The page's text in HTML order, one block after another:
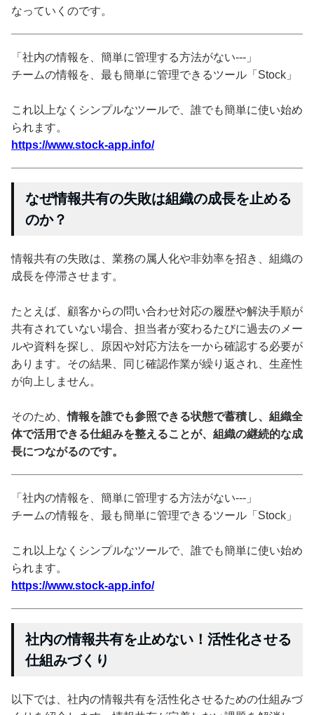
なっていくのです。
「社内の情報を、簡単に管理する方法がない---」
チームの情報を、最も簡単に管理できるツール「Stock」
これ以上なくシンプルなツールで、誰でも簡単に使い始め
られます。
https://www.stock-app.info/
なぜ情報共有の失敗は組織の成長を止める
のか？
情報共有の失敗は、業務の属人化や非効率を招き、組織の
成長を停滞させます。
たとえば、顧客からの問い合わせ対応の履歴や解決手順が
共有されていない場合、担当者が変わるたびに過去のメー
ルや資料を探し、原因や対応方法を一から確認する必要が
あります。その結果、同じ確認作業が繰り返され、生産性
が向上しません。
そのため、情報を誰でも参照できる状態で蓄積し、組織全
体で活用できる仕組みを整えることが、組織の継続的な成
長につながるのです。
「社内の情報を、簡単に管理する方法がない---」
チームの情報を、最も簡単に管理できるツール「Stock」
これ以上なくシンプルなツールで、誰でも簡単に使い始め
られます。
https://www.stock-app.info/
社内の情報共有を止めない！活性化させる
仕組みづくり
以下では、社内の情報共有を活性化させるための仕組みづ